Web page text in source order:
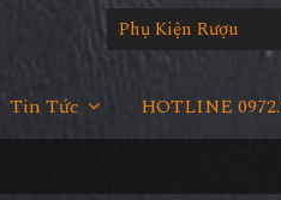
Phụ Kiện Rượu
Tin Tức HOTLINE